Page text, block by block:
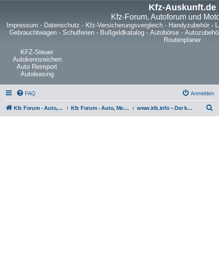
Kfz-Auskunft.de
Kfz-Forum, Autoforum und
Impressum - Datenschutz - Kfz-Versicherungsvergleich - Handyzubehör -
Gebrauchtwagen- Schulferien- Bußgeldkatalog- Autobörse-
Routenplaner
KFZ-Steuer
Autokennzeichen
Auto Reimport
Autoleasing
FAQ Anmelden
Kfz Forum - Auto, Motorrad und LKW Kfz Forum - Auto, Motorrad und LKW www.kfz.info – Der kostenlose Fahrzeugmarkt im Internet